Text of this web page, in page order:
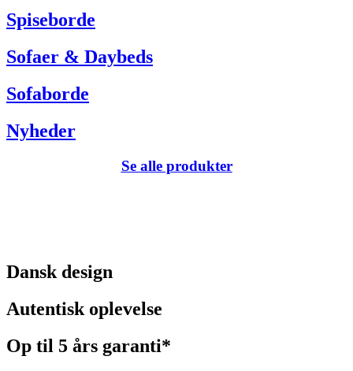
Spiseborde
Sofaer & Daybeds
Sofaborde
Nyheder
Se alle produkter
Dansk design
Autentisk oplevelse
Op til 5 års garanti*